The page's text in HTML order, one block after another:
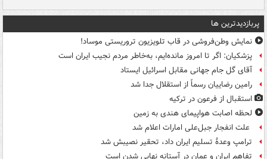
پربازدیدترین ها
نمایش وطن‌فروشی در قاب تلویزیون تروریستی موساد!
پزشکیان: اگر تا امروز مانده‌ایم، به‌خاطر مردم نجیب ایران است
آقای گل جام جهانی مقابل اسرائیل ایستاد
رامین رضاییان رسماً از استقلال جدا شد
استقبال از فرعون در ترکیه
لحظه اصابت هواپیمای هندی به زمین
علت انفجار جبل‌علی امارات اعلام شد
ترامپ وعدۀ تسلیم ایران داد، تحقیر نصیبش شد
تفاهم ایران و عمان در آستانه نهایی شدن است